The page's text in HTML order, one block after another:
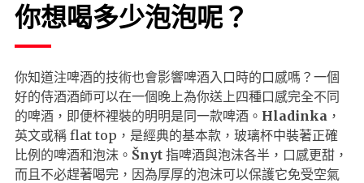
你想喝多少泡泡呢？
你知道注啤酒的技術也會影響啤酒入口時的口感嗎？一個
好的侍酒酒師可以在一個晚上為你送上四種口感完全不同
的啤酒，即便杯裡裝的明明是同一款啤酒。 Hladinka ，
英文或稱 flat top，是經典的基本款，玻璃杯中裝著正確
比例的啤酒和泡沫。 Šnyt 指啤酒與泡沫各半，口感更甜，
而且不必趕著喝完，因為厚厚的泡沫可以保護它免受空氣